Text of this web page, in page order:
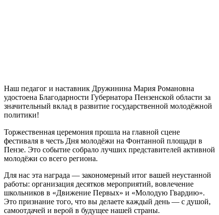
Наш педагог и наставник Дружинина Мария Романовна
удостоена Благодарности Губернатора Пензенской области за
значительный вклад в развитие государственной молодёжной
политики!
Торжественная церемония прошла на главной сцене
фестиваля в честь Дня молодёжи на Фонтанной площади в
Пензе. Это событие собрало лучших представителей активной
молодёжи со всего региона.
Для нас эта награда — закономерный итог вашей неустанной
работы: организация десятков мероприятий, вовлечение
школьников в «Движение Первых» и «Молодую Гвардию».
Это признание того, что вы делаете каждый день — с душой,
самоотдачей и верой в будущее нашей страны.